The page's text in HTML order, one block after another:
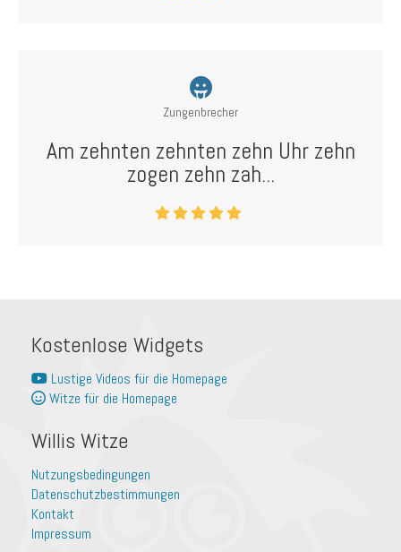
Zungenbrecher
Am zehnten zehnten zehn Uhr zehn
zogen zehn zah...
Kostenlose Widgets
Lustige Videos für die Homepage
Witze für die Homepage
Willis Witze
Nutzungsbedingungen
Datenschutzbestimmungen
Kontakt
Impressum